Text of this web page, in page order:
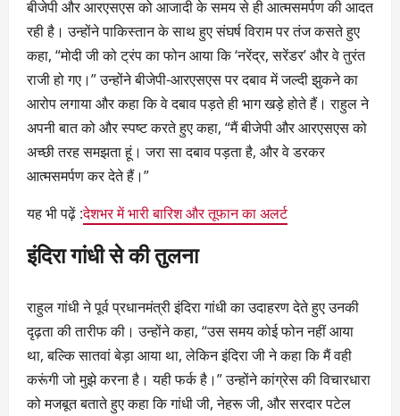
बीजेपी और आरएसएस को आजादी के समय से ही आत्मसमर्पण की आदत
रही है। उन्होंने पाकिस्तान के साथ हुए संघर्ष विराम पर तंज कसते हुए
कहा, “मोदी जी को ट्रंप का फोन आया कि ‘नरेंद्र, सरेंडर’ और वे तुरंत
राजी हो गए।” उन्होंने बीजेपी-आरएसएस पर दबाव में जल्दी झुकने का
आरोप लगाया और कहा कि वे दबाव पड़ते ही भाग खड़े होते हैं। राहुल ने
अपनी बात को और स्पष्ट करते हुए कहा, “मैं बीजेपी और आरएसएस को
अच्छी तरह समझता हूं। जरा सा दबाव पड़ता है, और वे डरकर
आत्मसमर्पण कर देते हैं।”
यह भी पढ़ें :देशभर में भारी बारिश और तूफान का अलर्ट
इंदिरा गांधी से की तुलना
राहुल गांधी ने पूर्व प्रधानमंत्री इंदिरा गांधी का उदाहरण देते हुए उनकी
दृढ़ता की तारीफ की। उन्होंने कहा, “उस समय कोई फोन नहीं आया
था, बल्कि सातवां बेड़ा आया था, लेकिन इंदिरा जी ने कहा कि मैं वही
करूंगी जो मुझे करना है। यही फर्क है।” उन्होंने कांग्रेस की विचारधारा
को मजबूत बताते हुए कहा कि गांधी जी, नेहरू जी, और सरदार पटेल